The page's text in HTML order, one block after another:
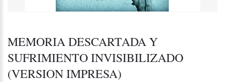
MEMORIA DESCARTADA Y
SUFRIMIENTO INVISIBILIZADO
(VERSION IMPRESA)